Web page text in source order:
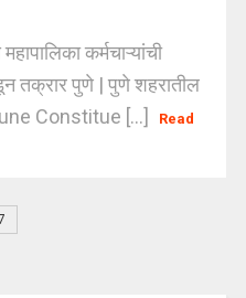
कर्मचाऱ्यांची
तक्रार पुणे | पुणे शहरातील
Constitue [...]
Read